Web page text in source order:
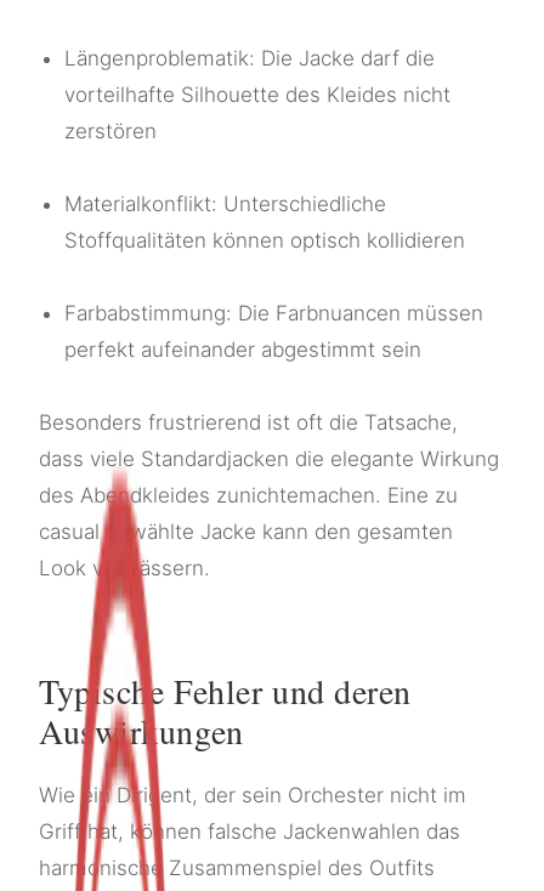
Längenproblematik: Die Jacke darf die
vorteilhafte Silhouette des Kleides nicht
zerstören
Materialkonflikt: Unterschiedliche
Stoffqualitäten können optisch kollidieren
Farbabstimmung: Die Farbnuancen müssen
perfekt aufeinander abgestimmt sein
Besonders frustrierend ist oft die Tatsache,
dass viele Standardjacken die elegante Wirkung
des Abendkleides zunichtemachen. Eine zu
casual gewählte Jacke kann den gesamten
Look verwässern.
Typische Fehler und deren
Auswirkungen
Wie ein Dirigent, der sein Orchester nicht im
Griff hat, können falsche Jackenwahlen das
harmonische Zusammenspiel des Outfits